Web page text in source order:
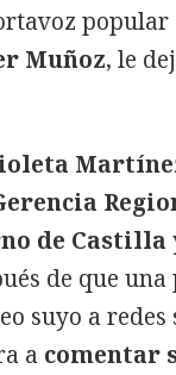
popular
Muñoz, le
de Castilla
de que una
suyo a redes
a comentar